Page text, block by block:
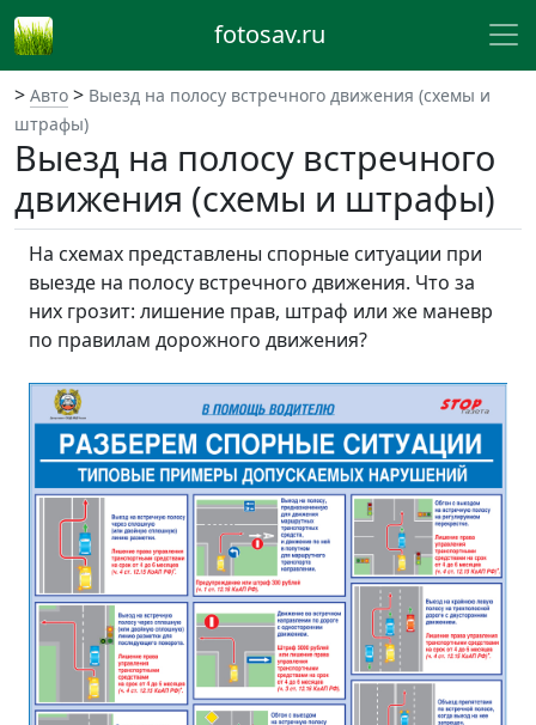
fotosav.ru
> Авто > Выезд на полосу встречного движения (схемы и
штрафы)
Выезд на полосу встречного
движения (схемы и штрафы)
На схемах представлены спорные ситуации при
выезде на полосу встречного движения. Что за
них грозит: лишение прав, штраф или же маневр
по правилам дорожного движения?